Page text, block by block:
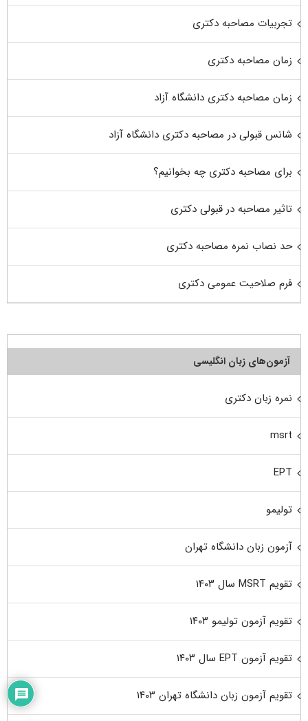
تجربیات مصاحبه دکتری
زمان مصاحبه دکتری
زمان مصاحبه دکتری دانشگاه آزاد
شانس قبولی در مصاحبه دکتری دانشگاه آزاد
برای مصاحبه دکتری چه بخوانیم؟
تاثیر مصاحبه در قبولی دکتری
حد نصاب نمره مصاحبه دکتری
فرم صلاحیت عمومی دکتری
آزمون‌های زبان انگلیسی
نمره زبان دکتری
msrt
EPT
تولیمو
آزمون زبان دانشگاه تهران
تقویم MSRT سال ۱۴۰۳
تقویم آزمون تولیمو ۱۴۰۳
تقویم آزمون EPT سال ۱۴۰۳
تقویم آزمون زبان دانشگاه تهران ۱۴۰۳